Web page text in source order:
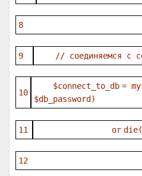
8
9 // соединяемся с
10
$connect_to_db =
$db_password )
11 or die(
12